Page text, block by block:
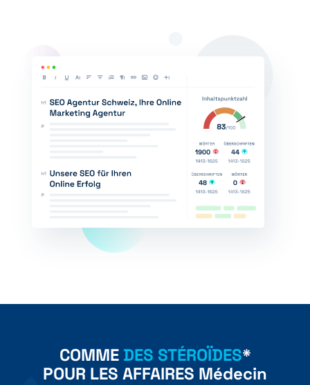
COMME DES STÉROÏDES*
POUR LES AFFAIRES Médecin